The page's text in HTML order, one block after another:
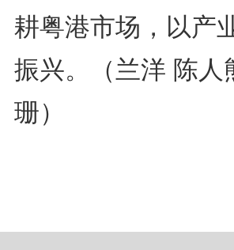
耕粤港市场，以产
振兴。（兰洋 陈人
珊）